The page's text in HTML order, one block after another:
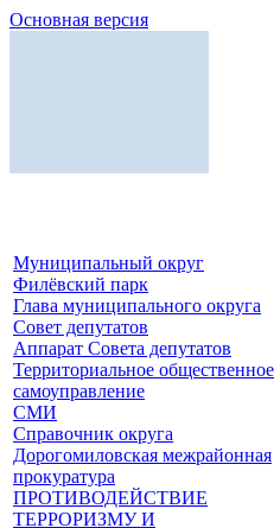
Основная версия
Муниципальный округ
Филёвский парк
Глава муниципального округа
Совет депутатов
Аппарат Совета депутатов
Территориальное общественное
самоуправление
СМИ
Справочник округа
Дорогомиловская межрайонная
прокуратура
ПРОТИВОДЕЙСТВИЕ
ТЕРРОРИЗМУ И